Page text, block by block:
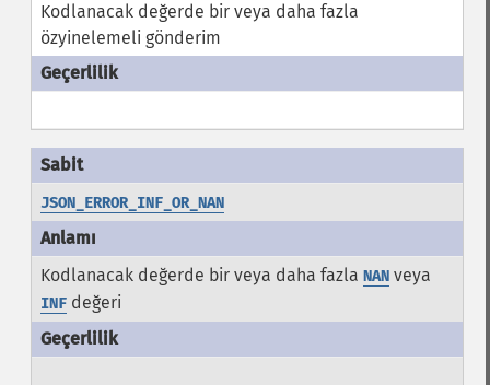
Kodlanacak değerde bir veya daha fazla
özyinelemeli gönderim
JSON_ERROR_INF_OR_NAN
Kodlanacak değerde bir veya daha fazla NANveya
INFdeğeri